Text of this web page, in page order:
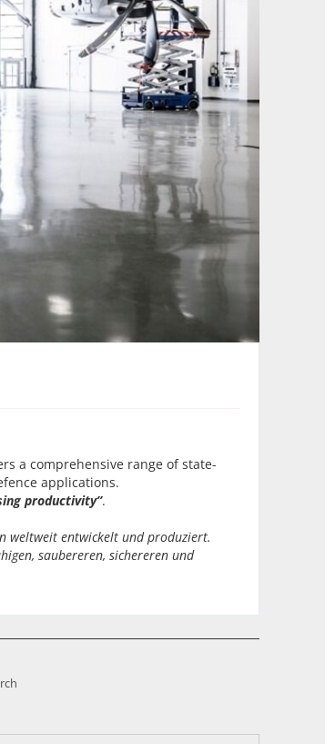
a comprehensive range of state-
applications.
productivity”.
weltweit entwickelt und produziert.
saubereren, sichereren und